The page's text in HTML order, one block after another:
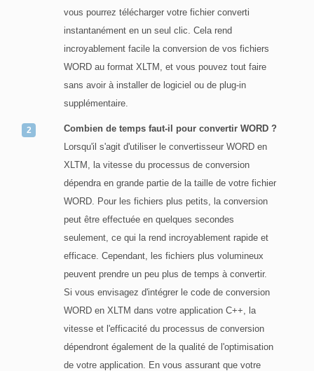
vous pourrez télécharger votre fichier converti
instantanément en un seul clic. Cela rend
incroyablement facile la conversion de vos fichiers
WORD au format XLTM, et vous pouvez tout faire
sans avoir à installer de logiciel ou de plug-in
supplémentaire.
Combien de temps faut-il pour convertir WORD ?
Lorsqu'il s'agit d'utiliser le convertisseur WORD en
XLTM, la vitesse du processus de conversion
dépendra en grande partie de la taille de votre fichier
WORD. Pour les fichiers plus petits, la conversion
peut être effectuée en quelques secondes
seulement, ce qui la rend incroyablement rapide et
efficace. Cependant, les fichiers plus volumineux
peuvent prendre un peu plus de temps à convertir.
Si vous envisagez d'intégrer le code de conversion
WORD en XLTM dans votre application C++, la
vitesse et l'efficacité du processus de conversion
dépendront également de la qualité de l'optimisation
de votre application. En vous assurant que votre